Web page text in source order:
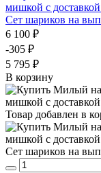
Сет шариков на
6 100 ₽
-305 ₽
5 795 ₽
В корзину
Товар добавлен в
Сет шариков на